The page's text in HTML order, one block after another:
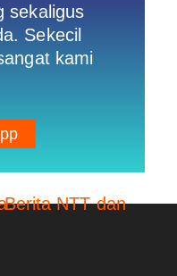
sekaligus
Sekecil
kami